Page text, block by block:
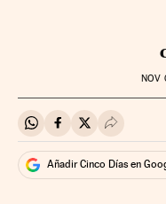
NOV
Compartir en
Compartir en
Compartir en
Añadir Cinco Días en